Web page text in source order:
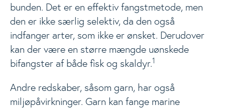
bunden. Det er en effektiv fangstmetode, men
den er ikke særlig selektiv, da den også
indfanger arter, som ikke er ønsket. Derudover
kan der være en større mængde uønskede
bifangster af både fisk og skaldyr.1
Andre redskaber, såsom garn, har også
miljøpåvirkninger. Garn kan fange marine